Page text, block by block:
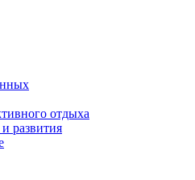
отдыха
развития